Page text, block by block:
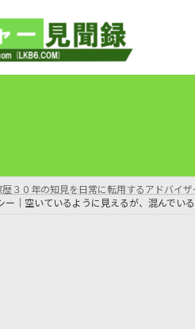
歴３０年の知見を日常に転用するアドバイ
ー｜空いているように見えるが、混んでい